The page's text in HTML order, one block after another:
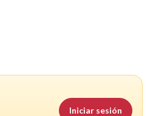
Iniciar sesión